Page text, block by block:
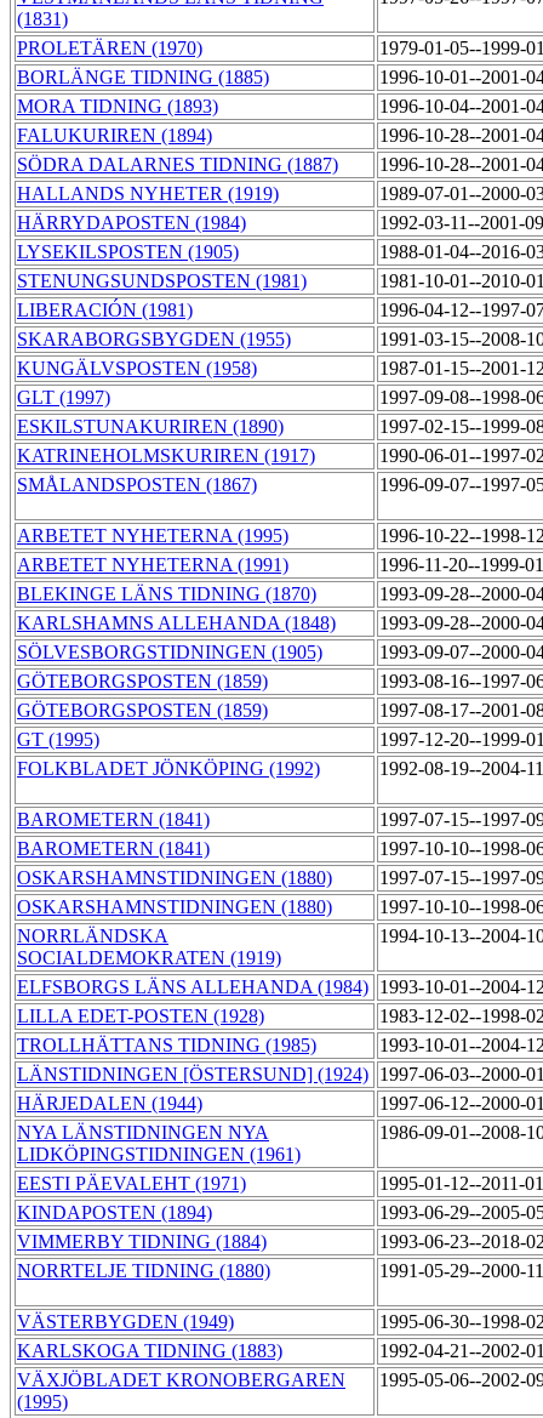
(1831)
PROLETÄREN (1970)
1979-01-05--1999-
BORLÄNGE TIDNING (1885)
1996-10-01--2001-
MORA TIDNING (1893)
1996-10-04--2001-
FALUKURIREN (1894)
1996-10-28--2001-
SÖDRA DALARNES TIDNING (1887)
1996-10-28--2001-
HALLANDS NYHETER (1919)
1989-07-01--2000-
HÄRRYDAPOSTEN (1984)
1992-03-11--2001-
LYSEKILSPOSTEN (1905)
1988-01-04--2016-
STENUNGSUNDSPOSTEN (1981)
1981-10-01--2010-
LIBERACIÓN (1981)
1996-04-12--1997-
SKARABORGSBYGDEN (1955)
1991-03-15--2008-
KUNGÄLVSPOSTEN (1958)
1987-01-15--2001-
GLT (1997)
1997-09-08--1998-
ESKILSTUNAKURIREN (1890)
1997-02-15--1999-
KATRINEHOLMSKURIREN (1917)
1990-06-01--1997-
SMÅLANDSPOSTEN (1867)
1996-09-07--1997-
ARBETET NYHETERNA (1995)
1996-10-22--1998-
ARBETET NYHETERNA (1991)
1996-11-20--1999-
BLEKINGE LÄNS TIDNING (1870)
1993-09-28--2000-
KARLSHAMNS ALLEHANDA (1848)
1993-09-28--2000-
SÖLVESBORGSTIDNINGEN (1905)
1993-09-07--2000-
GÖTEBORGSPOSTEN (1859)
1993-08-16--1997-
GÖTEBORGSPOSTEN (1859)
1997-08-17--2001-
GT (1995)
1997-12-20--1999-
FOLKBLADET JÖNKÖPING (1992)
1992-08-19--2004-
BAROMETERN (1841)
1997-07-15--1997-
BAROMETERN (1841)
1997-10-10--1998-
OSKARSHAMNSTIDNINGEN (1880)
1997-07-15--1997-
OSKARSHAMNSTIDNINGEN (1880)
1997-10-10--1998-
NORRLÄNDSKA
SOCIALDEMOKRATEN (1919)
1994-10-13--2004-
ELFSBORGS LÄNS ALLEHANDA (1984) 1993-10-01--2004-
LILLA EDET-POSTEN (1928)
1983-12-02--1998-
TROLLHÄTTANS TIDNING (1985)
1993-10-01--2004-
LÄNSTIDNINGEN [ÖSTERSUND] (1924) 1997-06-03--2000-
HÄRJEDALEN (1944)
1997-06-12--2000-
NYA LÄNSTIDNINGEN NYA
LIDKÖPINGSTIDNINGEN (1961)
1986-09-01--2008-
EESTI PÄEVALEHT (1971)
1995-01-12--2011-
KINDAPOSTEN (1894)
1993-06-29--2005-
VIMMERBY TIDNING (1884)
1993-06-23--2018-
NORRTELJE TIDNING (1880)
1991-05-29--2000-
VÄSTERBYGDEN (1949)
1995-06-30--1998-
KARLSKOGA TIDNING (1883)
1992-04-21--2002-
VÄXJÖBLADET KRONOBERGAREN
(1995)
1995-05-06--2002-